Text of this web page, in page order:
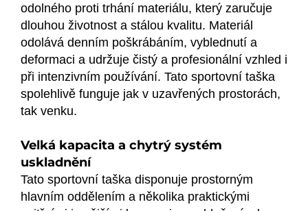
odolného proti trhání materiálu, který zaručuje
dlouhou životnost a stálou kvalitu. Materiál
odolává denním poškrábáním, vyblednutí a
deformaci a udržuje čistý a profesionální vzhled i
při intenzivním používání. Tato sportovní taška
spolehlivě funguje jak v uzavřených prostorách,
tak venku.
Velká kapacita a chytrý systém
uskladnění
Tato sportovní taška disponuje prostorným
hlavním oddělením a několika praktickými